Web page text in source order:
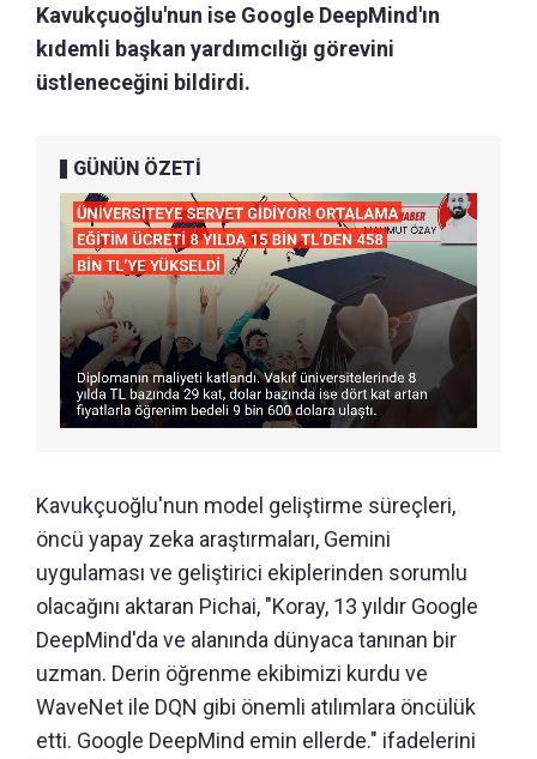
Kavukçuoğlu'nun ise Google DeepMind'ın
kıdemli başkan yardımcılığı görevini
üstleneceğini bildirdi.
GÜNÜN ÖZETİ
Kavukçuoğlu'nun model geliştirme süreçleri,
öncü yapay zeka araştırmaları, Gemini
uygulaması ve geliştirici ekiplerinden sorumlu
olacağını aktaran Pichai, "Koray, 13 yıldır Google
DeepMind'da ve alanında dünyaca tanınan bir
uzman. Derin öğrenme ekibimizi kurdu ve
WaveNet ile DQN gibi önemli atılımlara öncülük
etti. Google DeepMind emin ellerde." ifadelerini